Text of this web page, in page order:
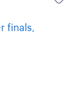
finals,